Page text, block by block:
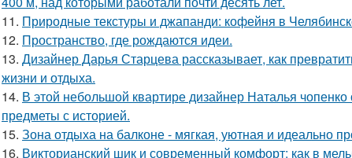
11. Природные текстуры и джапанди: кофейня в
12. Пространство, где рождаются идеи.
13. Дизайнер Дарья Старцева рассказывает, как
жизни и отдыха.
14. В этой небольшой квартире дизайнер Наталья
предметы с историей.
15. Зона отдыха на балконе - мягкая, уютная и идеально
16. Викторианский шик и современный комфорт: как в